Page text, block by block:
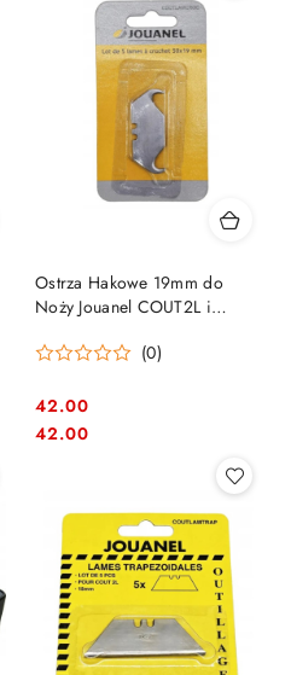
Ostrza Hakowe 19mm do
Noży Jouanel COUT2L i
(0)
Cena:
42.00
Cena:
42.00